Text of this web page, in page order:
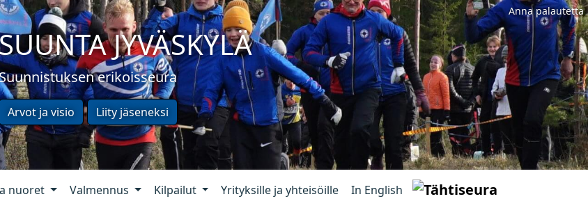
JYVÄSKYLÄ
erikoisseura
Arvot ja visio Liity jäseneksi
Anna palautetta
nuoret Valmennus Kilpailut Yrityksille ja yhteisöille In English